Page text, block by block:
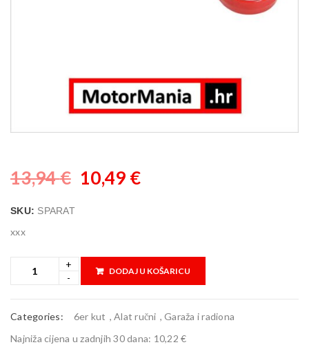
13,94€ 10,49 €
SKU: SPARAT
xxx
DODAJ U KOŠARICU
Categories: 6er kut , Alat ručni , Garaža i radiona
Najniža cijena u zadnjih 30 dana: 10,22 €